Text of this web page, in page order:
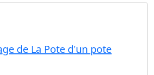
de La Pote d'un pote